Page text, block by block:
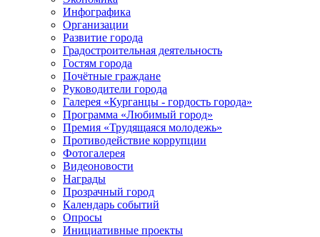
Инфографика
Организации
Развитие города
Градостроительная деятельность
Гостям города
Почётные граждане
Руководители города
Галерея «Курганцы - гордость города»
Программа «Любимый город»
Премия «Трудящаяся молодежь»
Противодействие коррупции
Фотогалерея
Видеоновости
Награды
Прозрачный город
Календарь событий
Опросы
Инициативные проекты